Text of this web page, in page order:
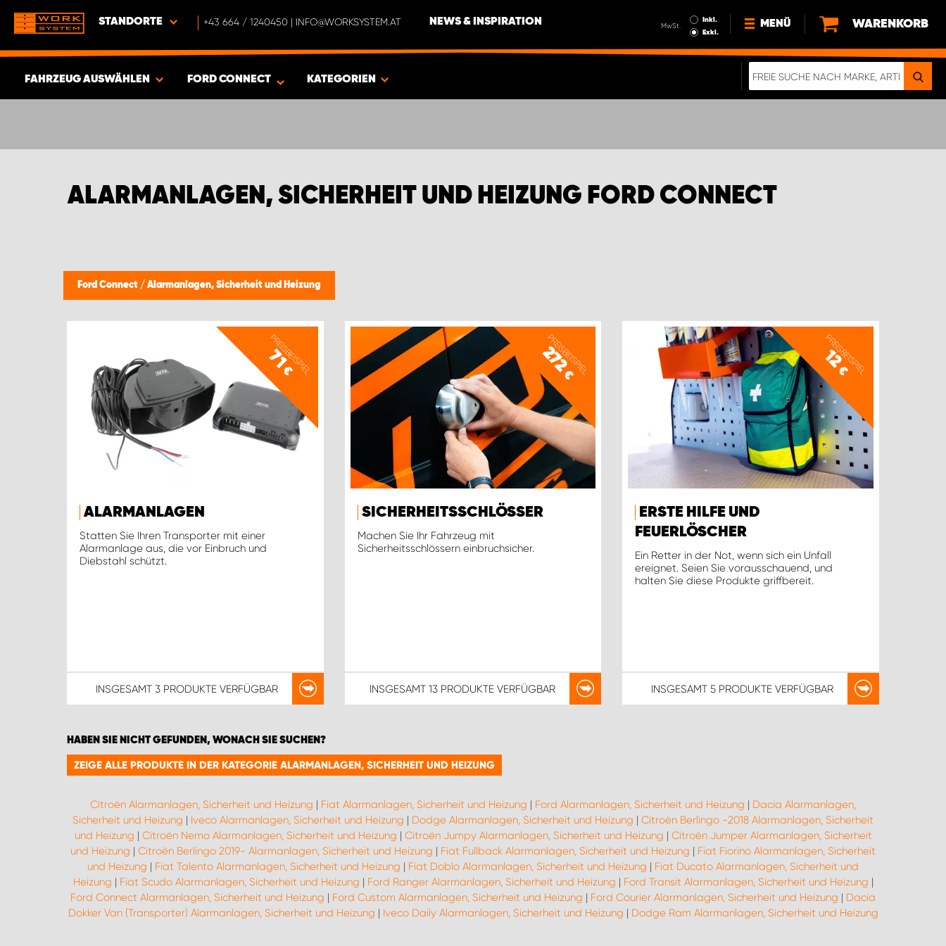
STANDORTE +43 664 / 1240450 | INFO@WORKSYSTEM.AT NEWS & INSPIRATION MwSt.
Inkl.
Exkl.
MENÜ
NEWS
AGB ÖSTERREICH
WARENKORB
FAHRZEUG AUSWÄHLEN
ARTIKEL
FORD CONNECT KATEGORIEN
ALARMANLAGEN, SICHERHEIT UND HEIZUNG FORD CONNECT
Ford Connect / Alarmanlagen, Sicherheit und Heizung
PREISBEISPIEL
71
€
ALARMANLAGEN
Statten Sie Ihren Transporter mit einer
Alarmanlage aus, die vor Einbruch und
Diebstahl schützt.
INSGESAMT 3 PRODUKTEVERFÜGBAR
PREISBEISPIEL
272
€
SICHERHEITSSCHLÖSSER
Machen Sie Ihr Fahrzeug mit
Sicherheitsschlössern einbruchsicher.
INSGESAMT13 PRODUKTE VERFÜGBAR
PREISBEISPIEL
12
€
ERSTE HILFE UND
FEUERLÖSCHER
Ein Retter in der Not, wenn sich ein Unfall
ereignet. Seien Sie vorausschauend, und
halten Sie diese Produkte griffbereit.
INSGESAMT 5 PRODUKTE VERFÜGBAR
HABEN SIE NICHT GEFUNDEN, WONACH SIE SUCHEN?
ZEIGE ALLE PRODUKTE IN DER KATEGORIE ALARMANLAGEN, SICHERHEIT UND HEIZUNG
Citroën Alarmanlagen, Sicherheit und Heizung | Fiat Alarmanlagen, Sicherheit und Heizung | Ford Alarmanlagen, Sicherheit und Heizung | Dacia Alarmanlagen,
Sicherheit und Heizung | Iveco Alarmanlagen, Sicherheit und Heizung | Dodge Alarmanlagen, Sicherheit und Heizung | Citroën Berlingo -2018 Alarmanlagen, Sicherheit
und Heizung | Citroën Nemo Alarmanlagen, Sicherheit und Heizung | Citroën Jumpy Alarmanlagen, Sicherheit und Heizung | Citroën Jumper Alarmanlagen, Sicherheit
und Heizung | Citroën Berlingo 2019- Alarmanlagen, Sicherheit und Heizung | Fiat Fullback Alarmanlagen, Sicherheit und Heizung | Fiat Fiorino Alarmanlagen, Sicherheit
und Heizung | Fiat Talento Alarmanlagen, Sicherheit und Heizung | Fiat Doblo Alarmanlagen, Sicherheit und Heizung | Fiat Ducato Alarmanlagen, Sicherheit und
Heizung | Fiat Scudo Alarmanlagen, Sicherheit und Heizung | Ford Ranger Alarmanlagen, Sicherheit und Heizung | Ford Transit Alarmanlagen, Sicherheit und Heizung |
Ford Connect Alarmanlagen, Sicherheit und Heizung | Ford Custom Alarmanlagen, Sicherheit und Heizung | Ford Courier Alarmanlagen, Sicherheit und Heizung | Dacia
Dokker Van (Transporter) Alarmanlagen, Sicherheit und Heizung | Iveco Daily Alarmanlagen, Sicherheit und Heizung | Dodge Ram Alarmanlagen, Sicherheit und Heizung